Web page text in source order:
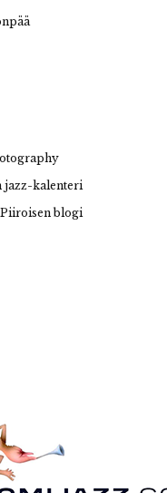
jazz-kalenteri
blogi